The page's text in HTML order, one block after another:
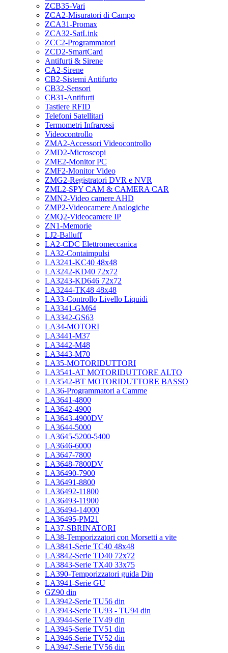
ZCB35-Vari
ZCA2-Misuratori di Campo
ZCA31-Promax
ZCA32-SatLink
ZCC2-Programmatori
ZCD2-SmartCard
Antifurti & Sirene
CA2-Sirene
CB2-Sistemi Antifurto
CB32-Sensori
CB31-Antifurti
Tastiere RFID
Telefoni Satellitari
Termometri Infrarossi
Videocontrollo
ZMA2-Accessori Videocontrollo
ZMD2-Microscopi
ZME2-Monitor PC
ZMF2-Monitor Video
ZMG2-Registratori DVR e NVR
ZML2-SPY CAM & CAMERA CAR
ZMN2-Video camere AHD
ZMP2-Videocamere Analogiche
ZMQ2-Videocamere IP
ZN1-Memorie
LJ2-Balluff
LA2-CDC Elettromeccanica
LA32-Contaimpulsi
LA3241-KC40 48x48
LA3242-KD40 72x72
LA3243-KD646 72x72
LA3244-TK48 48x48
LA33-Controllo Livello Liquidi
LA3341-GM64
LA3342-GS63
LA34-MOTORI
LA3441-M37
LA3442-M48
LA3443-M70
LA35-MOTORIDUTTORI
LA3541-AT MOTORIDUTTORE ALTO
LA3542-BT MOTORIDUTTORE BASSO
LA36-Programmatori a Camme
LA3641-4800
LA3642-4900
LA3643-4900DV
LA3644-5000
LA3645-5200-5400
LA3646-6000
LA3647-7800
LA3648-7800DV
LA36490-7900
LA36491-8800
LA36492-11800
LA36493-11900
LA36494-14000
LA36495-PM21
LA37-SBRINATORI
LA38-Temporizzatori con Morsetti a vite
LA3841-Serie TC40 48x48
LA3842-Serie TD40 72x72
LA3843-Serie TX40 33x75
LA390-Temporizzatori guida Din
LA3941-Serie GU
GZ90 din
LA3942-Serie TU56 din
LA3943-Serie TU93 - TU94 din
LA3944-Serie TV49 din
LA3945-Serie TV51 din
LA3946-Serie TV52 din
LA3947-Serie TV56 din